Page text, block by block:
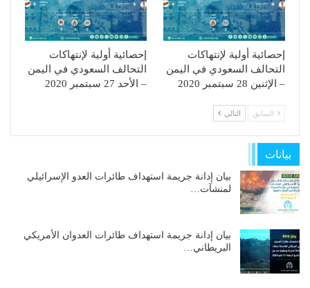
إحصائية أولية لإنتهاكات
التحالف السعودي في اليمن
– الإثنين 28 سبتمبر 2020
إحصائية أولية لإنتهاكات
التحالف السعودي في اليمن
– الأحد 27 سبتمبر 2020
السابق التالي
بيانات
بيان إدانة جريمة استهداف طائرات العدو الإسرائيلي
لمنشآت…
بيان إدانة جريمة استهداف طائرات العدوان الأمريكي
البريطاني…